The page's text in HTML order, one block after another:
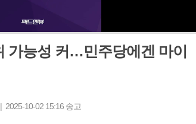
가능성 커…민주당에겐 마이
2025-10-02 15:16 송고